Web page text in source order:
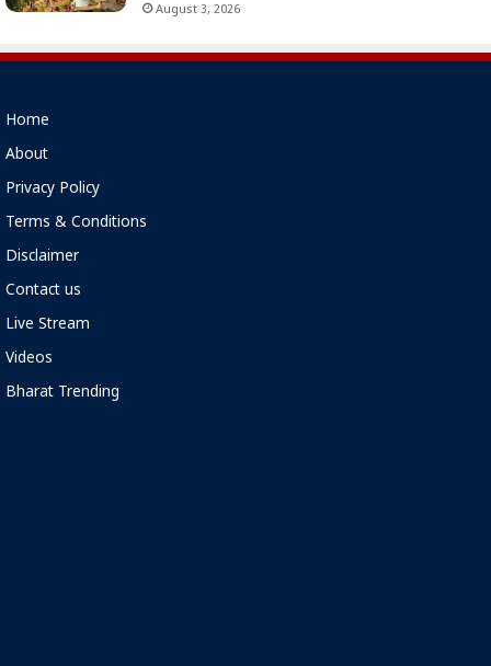
August 3, 2026
Home
About
Privacy Policy
Terms & Conditions
Disclaimer
Contact us
Live Stream
Videos
Bharat Trending